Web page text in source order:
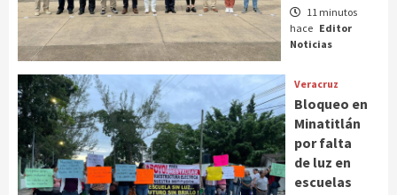
11 minutos
hace Editor
Noticias
Veracruz
Bloqueo en
Minatitlán
por falta
de luz en
escuelas